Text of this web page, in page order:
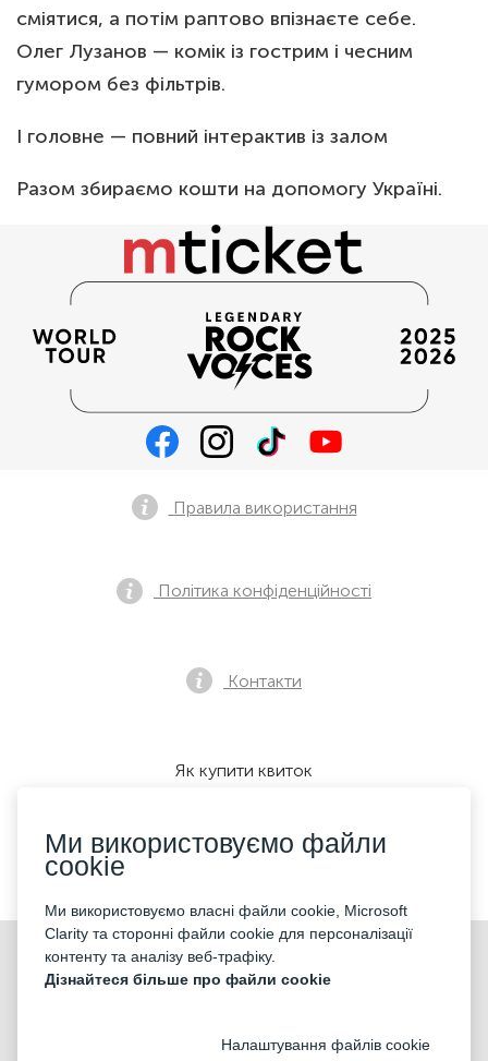
сміятися, а потім раптово впізнаєте себе.
Олег Лузанов — комік із гострим і чесним
гумором без фільтрів.
І головне — повний інтерактив із залом
Разом збираємо кошти на допомогу Україні.
©2026 «KONTRAMARKA OÜ» Всі права захищені
Правила використання
Політика конфіденційності
Контакти
Як купити квиток
Ми приймаємо:
Ми використовуємо файли
cookie
Ми використовуємо власні файли cookie, Microsoft
Clarity та сторонні файли cookie для персоналізації
контенту та аналізу веб-трафіку.
Дізнайтеся більше про файли cookie
Налаштування файлів cookie